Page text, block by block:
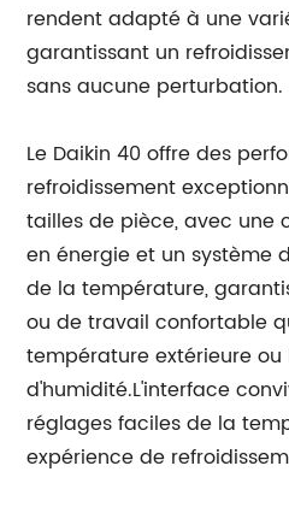
rendent adapté à une
garantissant un
sans aucune perturbation.
Le Daikin 40 offre des
refroidissement
tailles de pièce, avec une
en énergie et un système
de la température,
ou de travail confortable
température extérieure ou
d'humidité.L'interface
réglages faciles de la
expérience de